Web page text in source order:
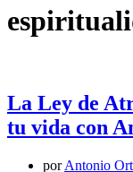
La Ley de
tu vida con
porAntonio